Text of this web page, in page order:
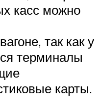
касс можно
так как у
терминалы
карты.